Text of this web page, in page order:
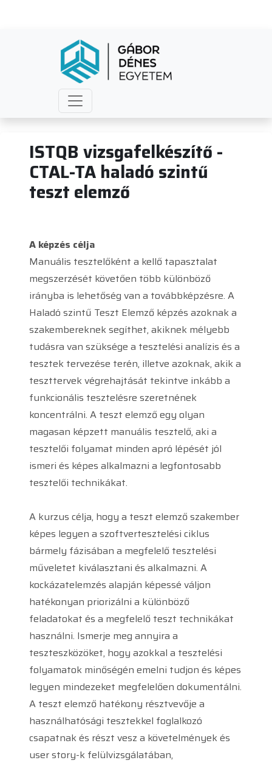
ISTQB vizsgafelkészítő -
ISTQB vizsgafelkészítő -
CTAL-TA haladó szintű
teszt elemző
A képzés célja
Manuális tesztelőként a kellő tapasztalat
megszerzését követően több különböző
irányba is lehetőség van a továbbképzésre. A
Haladó szintű Teszt Elemző képzés azoknak a
szakembereknek segíthet, akiknek mélyebb
tudásra van szüksége a tesztelési analízis és a
tesztek tervezése terén, illetve azoknak, akik a
teszttervek végrehajtását tekintve inkább a
funkcionális tesztelésre szeretnének
koncentrálni. A teszt elemző egy olyan
magasan képzett manuális tesztelő, aki a
tesztelői folyamat minden apró lépését jól
ismeri és képes alkalmazni a legfontosabb
tesztelői technikákat.
A kurzus célja, hogy a teszt elemző szakember
képes legyen a szoftvertesztelési ciklus
bármely fázisában a megfelelő tesztelési
műveletet kiválasztani és alkalmazni. A
kockázatelemzés alapján képessé váljon
hatékonyan priorizálni a különböző
feladatokat és a megfelelő teszt technikákat
használni. Ismerje meg annyira a
teszteszközöket, hogy azokkal a tesztelési
folyamatok minőségén emelni tudjon és képes
legyen mindezeket megfelelően dokumentálni.
A teszt elemző hatékony résztvevője a
használhatósági tesztekkel foglalkozó
csapatnak és részt vesz a követelmények és
user story-k felülvizsgálatában,